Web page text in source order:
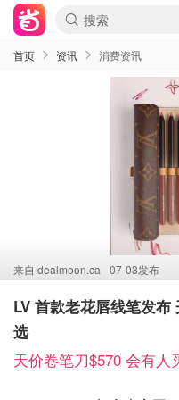
首页 资讯 消费资讯
来自 dealmoon.ca 07-03发布
LV 首款老花唇线笔发
选
天价卷笔刀$570 会有人